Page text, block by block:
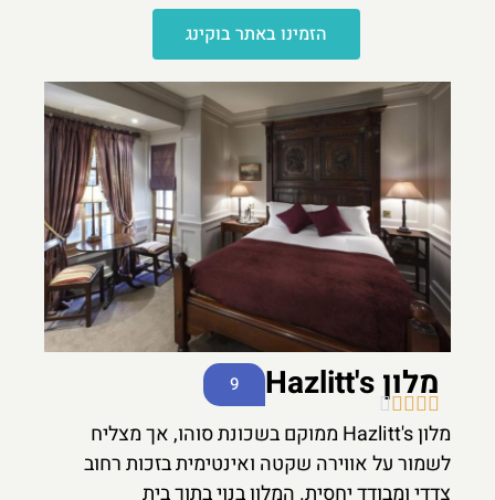
הזמינו באתר בוקינג
מלון Hazlitt's 9



מלון Hazlitt's ממוקם בשכונת סוהו, אך מצליח
לשמור על אווירה שקטה ואינטימית בזכות רחוב